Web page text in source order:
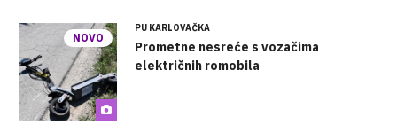
PU KARLOVAČKA
Prometne nesreće s vozačima
električnih romobila
NOVO